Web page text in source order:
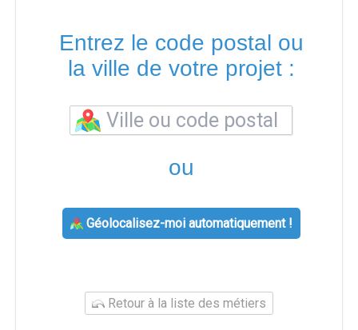
Entrez le code postal ou
la ville de votre projet :
ou
Géolocalisez-moi automatiquement !
Retour à la liste des métiers